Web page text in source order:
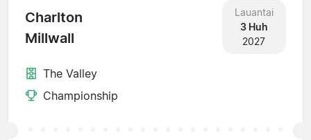
Charlton
Millwall
Lauantai
3 Huh
2027
The Valley
Championship